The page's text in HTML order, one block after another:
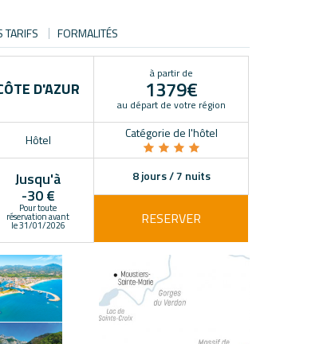
TARIFS FORMALITÉS
D'AZUR
à partir de
1379€
au départ de votre région
Hôtel Catégorie de l'hôtel
Jusqu'à
-30 €
Pour toute
réservation avant
le 31/01/2026
8 jours / 7 nuits
RESERVER